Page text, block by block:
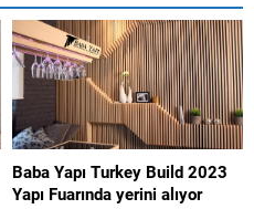
Baba Yapı Turkey Build 2023
Yapı Fuarında yerini alıyor